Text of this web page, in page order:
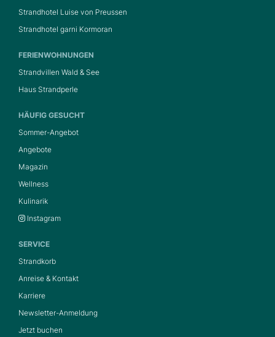
Strandhotel Luise von Preussen
Strandhotel garni Kormoran
FERIENWOHNUNGEN
Strandvillen Wald & See
Haus Strandperle
HÄUFIG GESUCHT
Sommer-Angebot
Angebote
Magazin
Wellness
Kulinarik
Instagram
SERVICE
Strandkorb
Anreise & Kontakt
Karriere
Newsletter-Anmeldung
Jetzt buchen